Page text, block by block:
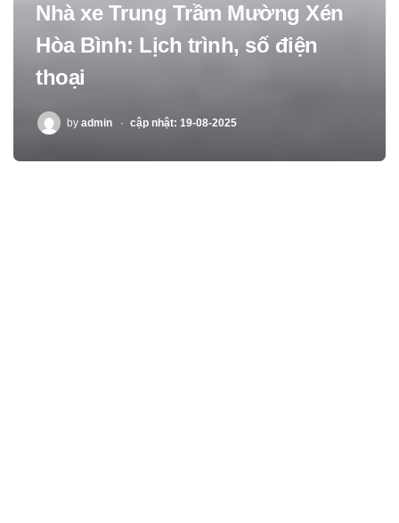
Nhà xe Trung Trầm Mường Xén
Hòa Bình: Lịch trình, số điện
thoại
POSTED
by admin cập nhật: 19-08-2025